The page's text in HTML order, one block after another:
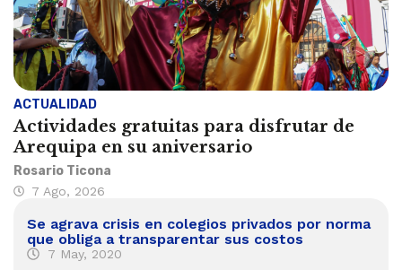
ACTUALIDAD
Actividades gratuitas para disfrutar de
Arequipa en su aniversario
Rosario Ticona
7 Ago, 2026
Se agrava crisis en colegios privados por norma
que obliga a transparentar sus costos
7 May, 2020